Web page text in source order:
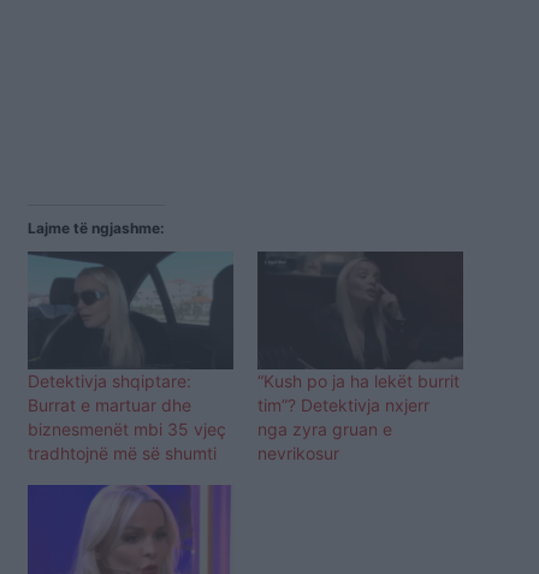
Lajme të ngjashme:
Detektivja shqiptare:
Burrat e martuar dhe
biznesmenët mbi 35 vjeç
tradhtojnë më së shumti
“Kush po ja ha lekët burrit
tim”? Detektivja nxjerr
nga zyra gruan e
nevrikosur